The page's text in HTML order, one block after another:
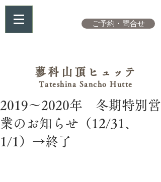
ご予約・問合せ
蓼科山頂 ヒュッテ
Tateshina Sancho Hutte
2019～2020年 冬期特別営
業のお知らせ（12/31、
1/1）→終了